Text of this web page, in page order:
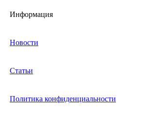
Информация
Новости
Статьи
Политика конфиденциальности